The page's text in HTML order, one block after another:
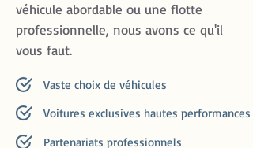
véhicule abordable ou une flotte
professionnelle, nous avons ce qu'il
vous faut.
Vaste choix de véhicules
Voitures exclusives hautes performances
Partenariats professionnels